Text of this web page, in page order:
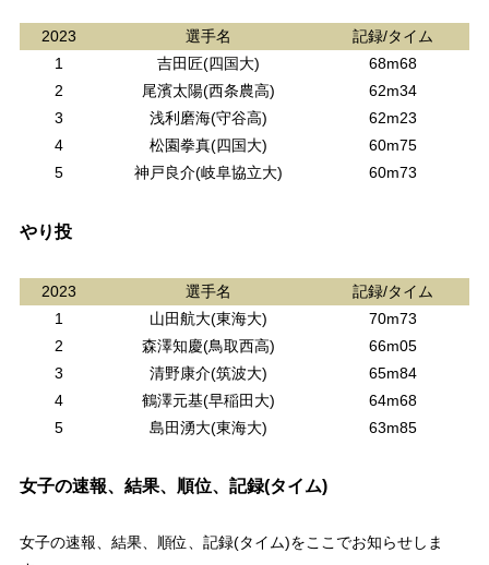
2023 選手名
記録/タイム
1
吉田匠(四国大)
68m68
2
尾濱太陽(西条農高)
62m34
3
浅利磨海(守谷高)
62m23
4
松園拳真(四国大)
60m75
5
神戸良介(岐阜協立大) 60m73
やり投
2023 選手名
記録/タイム
1
山田航大(東海大)
70m73
2
森澤知慶(鳥取西高)
66m05
3
清野康介(筑波大)
65m84
4
鶴澤元基(早稲田大)
64m68
5
島田湧大(東海大) 63m85
女子の速報、結果、順位、記録(タイム)
女子の速報、結果、順位、記録(タイム)をここでお知らせしま